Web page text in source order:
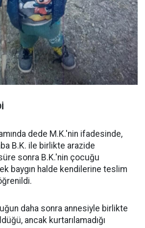
dede M.K.'nin ifadesinde,
B.K. ile birlikte arazide
sonra B.K.'nin çocuğu
baygın halde kendilerine teslim
daha sonra annesiyle birlikte
ancak kurtarılamadığı